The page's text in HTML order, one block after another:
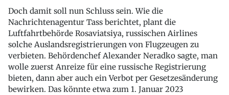
Doch damit soll nun Schluss sein. Wie die
Nachrichtenagentur Tass berichtet, plant die
Luftfahrtbehörde Rosaviatsiya, russischen Airlines
solche Auslandsregistrierungen von Flugzeugen zu
verbieten. Behördenchef Alexander Neradko sagte, man
wolle zuerst Anreize für eine russische Registrierung
bieten, dann aber auch ein Verbot per Gesetzesänderung
bewirken. Das könnte etwa zum 1. Januar 2023